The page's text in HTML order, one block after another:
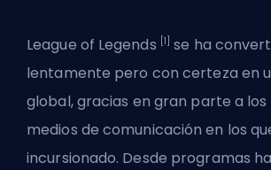
League of Legends [1] se ha
lentamente pero con certeza en
global, gracias en gran parte a los
medios de comunicación en los
incursionado. Desde programas